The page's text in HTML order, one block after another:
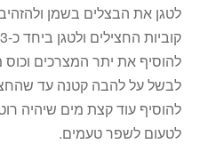
לטגן את הבצלים בשמן
קוביות החצילים ולטגן ביחד כ-3 דקות,בבחישה.
להוסיף את יתר המצרכים וכוס
לבשל על להבה קטנה עד
להוסיף עוד קצת מים שיהיה
לטעום לשפר טעמים.